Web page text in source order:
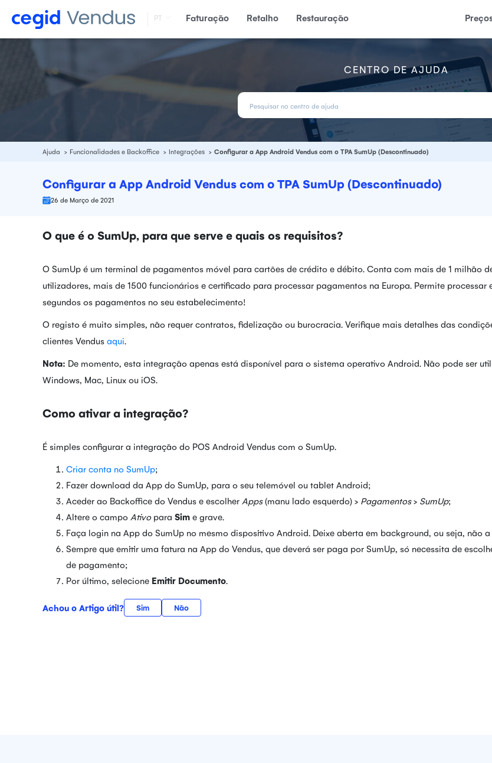
PT Faturação Retalho Restauração
CENTRO DE AJUDA
Ajuda Funcionalidades e Backoffice Integrações Configurar a App Android Vendus com o TPA SumUp (Descontinuado)
Configurar a App Android Vendus com o TPA SumUp (Descontinuado)
26 de Março de 2021
O que é o SumUp, para que serve e quais os requisitos?
O SumUp é um terminal de pagamentos móvel para cartões de crédito e débito. Conta com mais de 1 milhão
utilizadores, mais de 1500 funcionários e certificado para processar pagamentos na Europa. Permite processar
segundos os pagamentos no seu estabelecimento!
O registo é muito simples, não requer contratos, fidelização ou burocracia. Verifique mais detalhes das
clientes Vendus aqui.
Nota: De momento, esta integração apenas está disponível para o sistema operativo Android. Não pode ser
Windows, Mac, Linux ou iOS.
Como ativar a integração?
É simples configurar a integração do POS Android Vendus com o SumUp.
Criar conta no SumUp;
Fazer download da App do SumUp, para o seu telemóvel ou tablet Android;
Aceder ao Backoffice do Vendus e escolher Apps(manu lado esquerdo) > Pagamentos> SumUp;
Altere o campo Ativopara Sim e grave.
Faça login na App do SumUp no mesmo dispositivo Android. Deixe aberta em background, ou seja, não a
Sempre que emitir uma fatura na App do Vendus, que deverá ser paga por SumUp, só necessita de
de pagamento;
Por último, selecione Emitir Documento.
Achou o Artigo útil? Sim Não